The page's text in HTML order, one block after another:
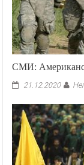
СМИ:
21.12.2020